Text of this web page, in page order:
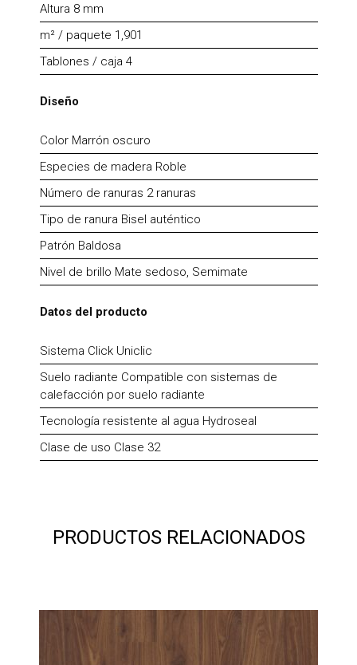
Altura 8 mm
m² / paquete 1,901
Tablones / caja 4
Diseño
Color Marrón oscuro
Especies de madera Roble
Número de ranuras 2 ranuras
Tipo de ranura Bisel auténtico
Patrón Baldosa
Nivel de brillo Mate sedoso, Semimate
Datos del producto
Sistema Click Uniclic
Suelo radiante Compatible con sistemas de
calefacción por suelo radiante
Tecnología resistente al agua Hydroseal
Clase de uso Clase 32
PRODUCTOS RELACIONADOS